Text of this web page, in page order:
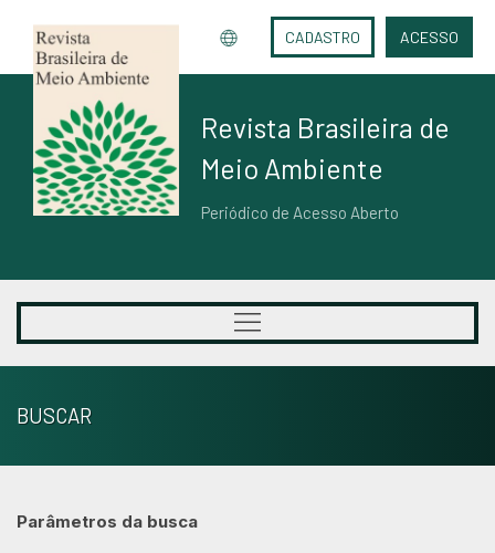
CADASTRO ACESSO
Revista Brasileira de
Meio Ambiente
Periódico de Acesso Aberto
BUSCAR
Parâmetros da busca